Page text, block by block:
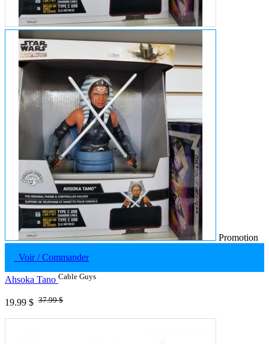
Promotion
Voir / Commander
Ahsoka Tano Cable Guys
19.99 $ 37.99 $